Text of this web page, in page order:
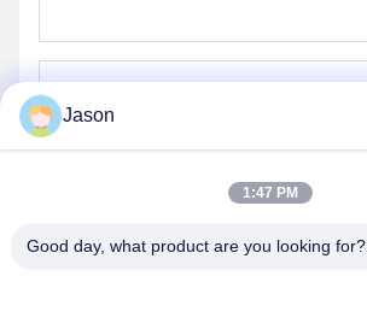
Jason
1:47 PM
Good day, what product are you looking for?